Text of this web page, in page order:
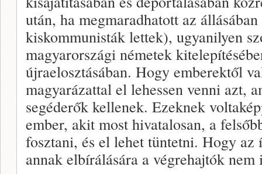
után, ha megmaradhatott az
kiskommunisták lettek), ugyanilyen
magyarországi németek
újraelosztásában. Hogy emberektől
magyarázattal el lehessen venni azt,
segéderők kellenek. Ezeknek
ember, akit most hivatalosan, a
fosztani, és el lehet tüntetni. Hogy az
annak elbírálására a végrehajtók nem